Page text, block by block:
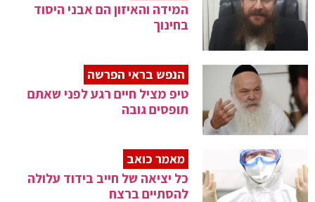
המידה והאיזון הם אבני היסוד
בחינוך
הנפש בראי הפרשה
טיפ מציל חיים רגע לפני שאתם
תופסים גובה
מאמר כואב
כל יציאה של חייב בידוד עלולה
להסתיים ברצח